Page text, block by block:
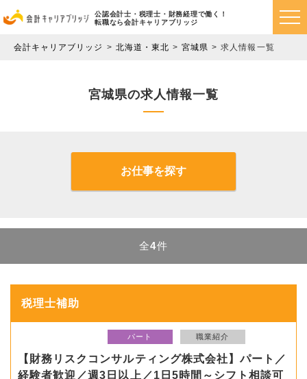
公認会計士・税理士・財務経理で働く！
転職なら会計キャリアブリッジ
会計キャリアブリッジ 北海道・東北 宮城県 求人情報一覧
宮城県の求人情報一覧
お仕事を探す
全4件
税理士補助
パート 職業紹介
【財務リスクコンサルティング株式会社】パート／
経験者歓迎／週3日以上／1日5時間～シフト相談可